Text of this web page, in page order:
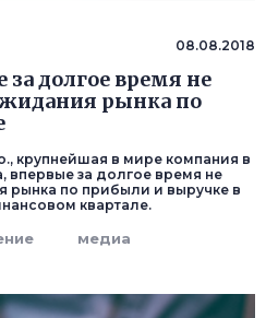
08.08.2018
долгое время не
рынка по
крупнейшая в мире компания в
впервые за долгое время не
рынка по прибыли и выручке в
квартале.
медиа